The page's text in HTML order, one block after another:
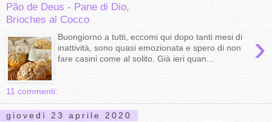
Pão de Deus - Pane di Dio,
Brioches al Cocco
›
Buongiorno a tutti, eccomi qui dopo tanti mesi di
inattività, sono quasi emozionata e spero di non
fare casini come al solito. Già ieri quan...
11 commenti:
giovedì 23 aprile 2020